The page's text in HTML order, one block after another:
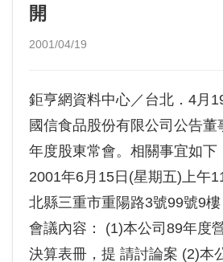
開
2001/04/19
鉅亨網資料中心／台北．4月
國信食品股份有限公司公告
年度股東常會。相關事宜如下
2001年6月15日(星期五)上午
北縣三重市重陽路3號99號9
會議內容： (1)本公司89年度
決算表冊，提 請討論案 (2)本